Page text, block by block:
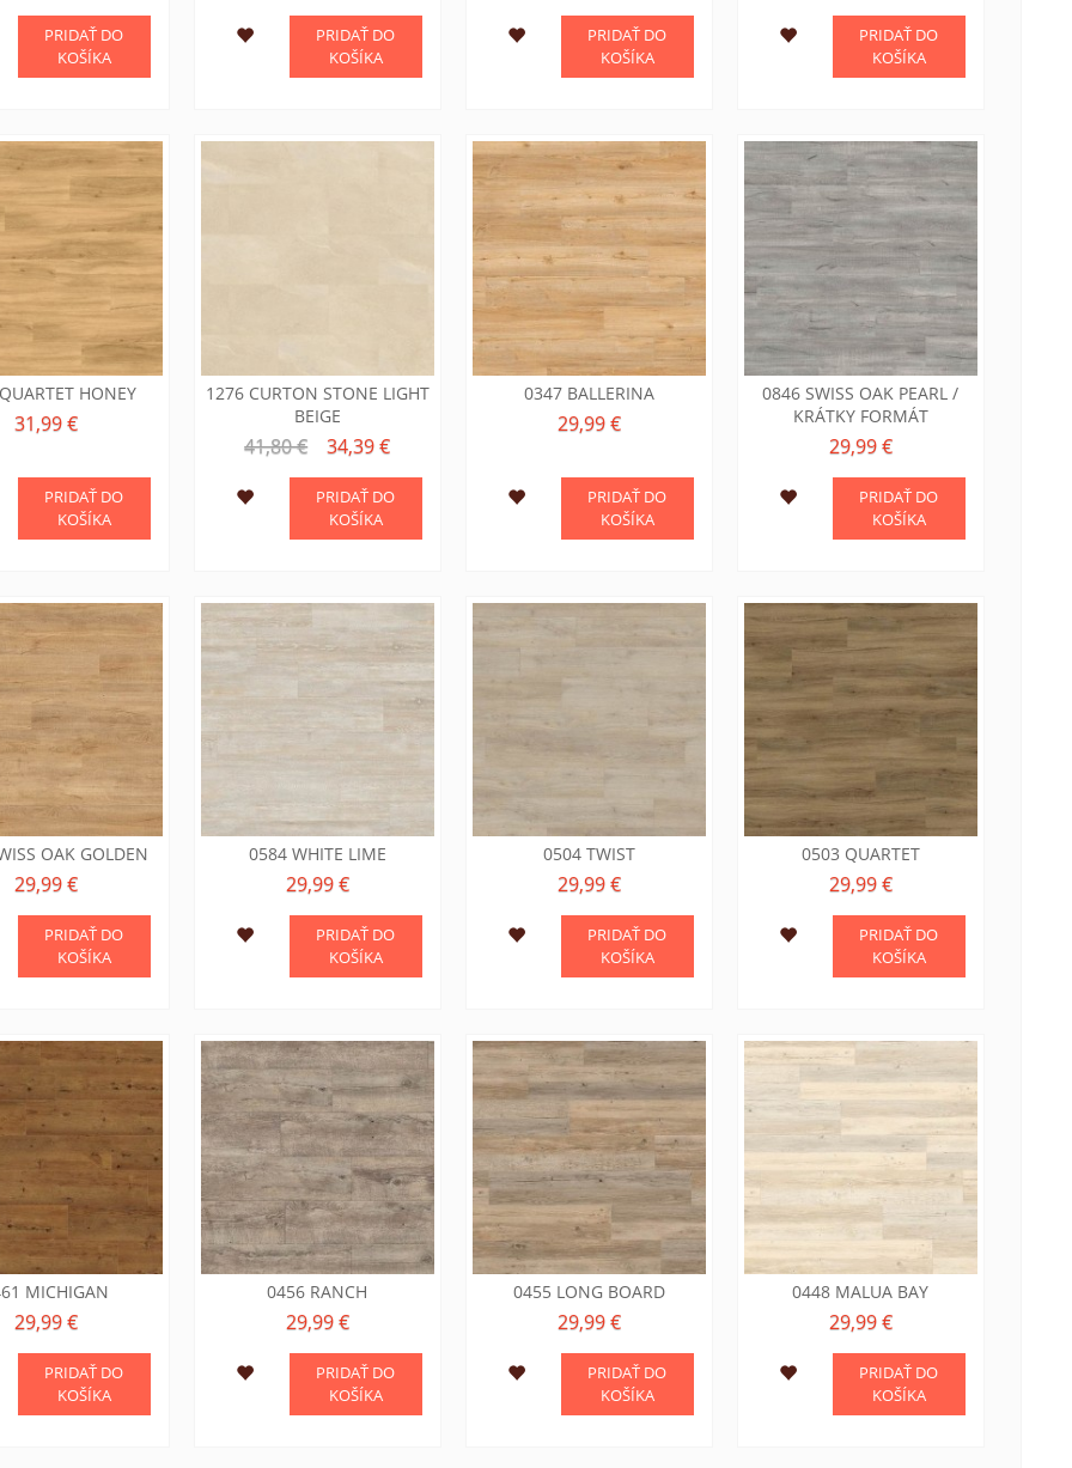
PRIDAŤ DO
KOŠÍKA
PRIDAŤ DO
KOŠÍKA
PRIDAŤ DO
KOŠÍKA
PRIDAŤ DO
KOŠÍKA
HONEY
31,99 €
PRIDAŤ DO
KOŠÍKA
1276 CURTON STONE LIGHT
BEIGE
41,80 € 34,39 €
PRIDAŤ DO
KOŠÍKA
0347 BALLERINA
29,99 €
PRIDAŤ DO
KOŠÍKA
0846 SWISS OAK PEARL /
KRÁTKY FORMÁT
29,99 €
PRIDAŤ DO
KOŠÍKA
OAK GOLDEN
29,99 €
PRIDAŤ DO
KOŠÍKA
0584 WHITE LIME
29,99 €
PRIDAŤ DO
KOŠÍKA
0504 TWIST
29,99 €
PRIDAŤ DO
KOŠÍKA
0503 QUARTET
29,99 €
PRIDAŤ DO
KOŠÍKA
MICHIGAN
29,99 €
PRIDAŤ DO
KOŠÍKA
0456 RANCH
29,99 €
PRIDAŤ DO
KOŠÍKA
0455 LONG BOARD
29,99 €
PRIDAŤ DO
KOŠÍKA
0448 MALUA BAY
29,99 €
PRIDAŤ DO
KOŠÍKA